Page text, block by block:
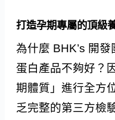
打造孕期專屬的頂級
為什麼 BHK’s 開
蛋白產品不夠好？
期體質」進行全方
乏完整的第三方檢